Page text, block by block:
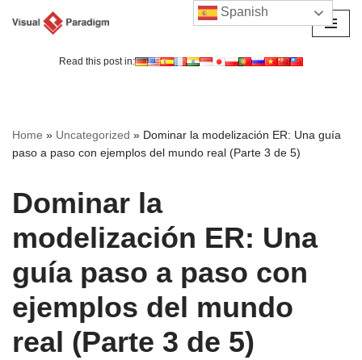
Read this post in:
Home » Uncategorized » Dominar la modelización ER: Una guía
paso a paso con ejemplos del mundo real (Parte 3 de 5)
Dominar la
modelización ER: Una
guía paso a paso con
ejemplos del mundo
real (Parte 3 de 5)
Spanish